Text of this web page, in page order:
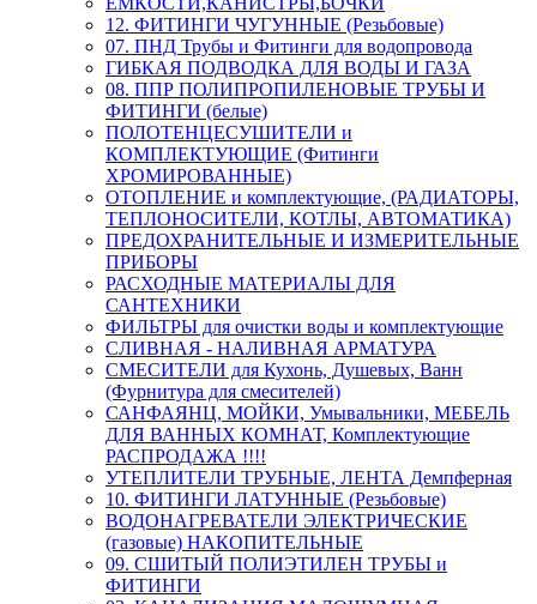
12. ФИТИНГИ ЧУГУННЫЕ (Резьбовые)
07. ПНД Трубы и Фитинги для водопровода
ГИБКАЯ ПОДВОДКА ДЛЯ ВОДЫ И ГАЗА
08. ППР ПОЛИПРОПИЛЕНОВЫЕ ТРУБЫ И
ФИТИНГИ (белые)
ПОЛОТЕНЦЕСУШИТЕЛИ и
КОМПЛЕКТУЮЩИЕ (Фитинги
ХРОМИРОВАННЫЕ)
ОТОПЛЕНИЕ и комплектующие, (РАДИАТОРЫ,
ТЕПЛОНОСИТЕЛИ, КОТЛЫ, АВТОМАТИКА)
ПРЕДОХРАНИТЕЛЬНЫЕ И ИЗМЕРИТЕЛЬНЫЕ
ПРИБОРЫ
РАСХОДНЫЕ МАТЕРИАЛЫ ДЛЯ
САНТЕХНИКИ
ФИЛЬТРЫ для очистки воды и комплектующие
СЛИВНАЯ - НАЛИВНАЯ АРМАТУРА
СМЕСИТЕЛИ для Кухонь, Душевых, Ванн
(Фурнитура для смесителей)
САНФАЯНЦ, МОЙКИ, Умывальники, МЕБЕЛЬ
ДЛЯ ВАННЫХ КОМНАТ, Комплектующие
РАСПРОДАЖА !!!!
УТЕПЛИТЕЛИ ТРУБНЫЕ, ЛЕНТА Демпферная
10. ФИТИНГИ ЛАТУННЫЕ (Резьбовые)
ВОДОНАГРЕВАТЕЛИ ЭЛЕКТРИЧЕСКИЕ
(газовые) НАКОПИТЕЛЬНЫЕ
09. СШИТЫЙ ПОЛИЭТИЛЕН ТРУБЫ и
ФИТИНГИ